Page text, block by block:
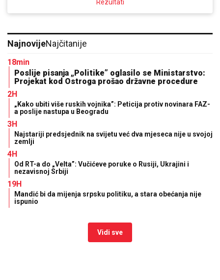
Rezultati
NajnovijeNajčitanije
18min
Poslije pisanja „Politike” oglasilo se Ministarstvo:
Projekat kod Ostroga prošao državne procedure
2H
„Kako ubiti više ruskih vojnika”: Peticija protiv novinara FAZ-
a poslije nastupa u Beogradu
3H
Najstariji predsjednik na svijetu već dva mjeseca nije u svojoj
zemlji
4H
Od RT-a do „Velta”: Vučićeve poruke o Rusiji, Ukrajini i
nezavisnoj Srbiji
19H
Mandić bi da mijenja srpsku politiku, a stara obećanja nije
ispunio
Vidi sve